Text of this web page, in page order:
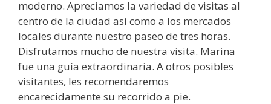
moderno. Apreciamos la variedad de visitas al
centro de la ciudad así como a los mercados
locales durante nuestro paseo de tres horas.
Disfrutamos mucho de nuestra visita. Marina
fue una guía extraordinaria. A otros posibles
visitantes, les recomendaremos
encarecidamente su recorrido a pie.